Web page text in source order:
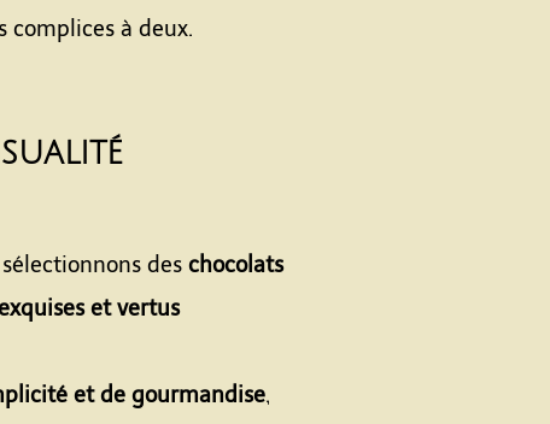
complices à deux.
des chocolats
et vertus
et de gourmandise,